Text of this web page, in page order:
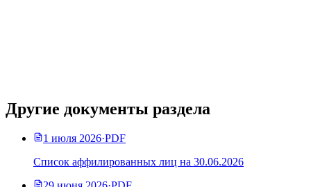
Другие документы раздела
1 июля 2026·PDF
Список аффилированных лиц на 30.06.2026